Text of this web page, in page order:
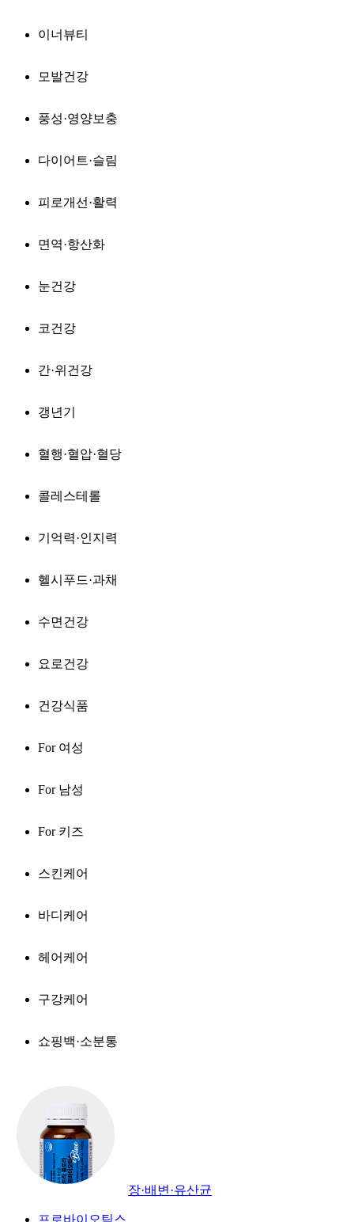
이너뷰티
모발건강
풍성·영양보충
다이어트·슬림
피로개선·활력
면역·항산화
눈건강
코건강
간·위건강
갱년기
혈행·혈압·혈당
콜레스테롤
기억력·인지력
헬시푸드·과채
수면건강
요로건강
건강식품
For 여성
For 남성
For 키즈
스킨케어
바디케어
헤어케어
구강케어
쇼핑백·소분통
장·배변·유산균
프로바이오틱스